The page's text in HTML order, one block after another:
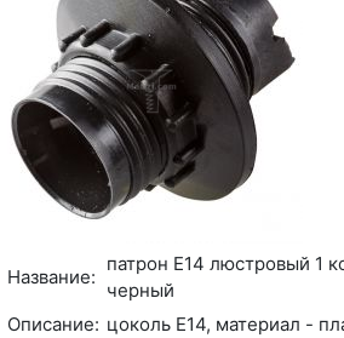
Название:
патрон E14 люстровый 1
черный
Описание: цоколь E14, материал -